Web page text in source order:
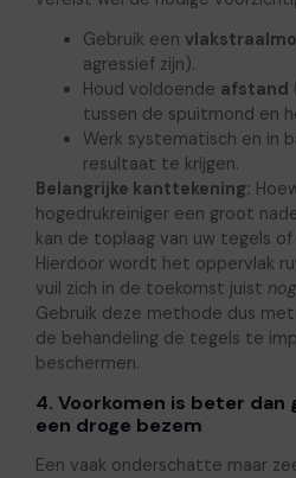
Gebruik een
agressief zijn).
Houd voldoende afstand
tussen de spuitmond en
Werk systematisch en in
resultaat te krijgen.
Belangrijke kanttekening:
hogedrukreiniger een groot
kan de toplaag van uw tegels of
Hierdoor wordt het oppervlak
vuil zich in de toekomst juist
Gebruik deze methode dus
de behandeling de tegels te
beschermen.
4. Voorkomen is beter dan
een droge bezem
Een vaak onderschatte maar